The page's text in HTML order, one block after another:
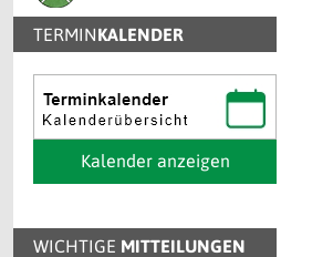
TERMINKALENDER
Kalender anzeigen
WICHTIGE MITTEILUNGEN